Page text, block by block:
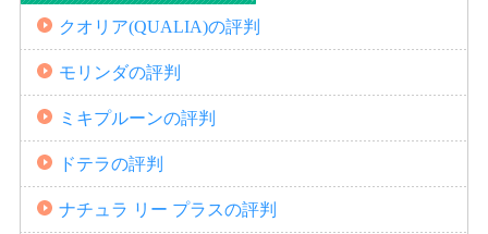
クオリア(QUALIA)の評判
モリンダの評判
ミキプルーンの評判
ドテラの評判
ナチュラ リー プラスの評判